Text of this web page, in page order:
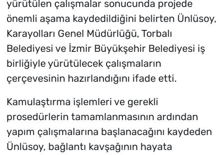
yürütülen çalışmalar sonucunda projede
önemli aşama kaydedildiğini belirten Ünlüsoy,
Karayolları Genel Müdürlüğü, Torbalı
Belediyesi ve İzmir Büyükşehir Belediyesi iş
birliğiyle yürütülecek çalışmaların
çerçevesinin hazırlandığını ifade etti.
Kamulaştırma işlemleri ve gerekli
prosedürlerin tamamlanmasının ardından
yapım çalışmalarına başlanacağını kaydeden
Ünlüsoy, bağlantı kavşağının hayata